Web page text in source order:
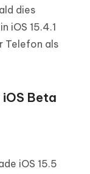
dies
iOS 15.4.1
Telefon als
Beta
iOS 15.5